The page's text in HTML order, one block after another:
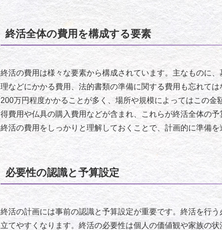
終活全体の費用を構成する要素
終活の費用は様々な要素から構成されています。主なものに
理などにかかる費用、法的書類の準備に関する費用も忘れて
200万円程度かかることが多く、場所や規模によってはこの
得費用や仏具の購入費用などが含まれ、これらが終活全体の
終活の費用をしっかりと理解しておくことで、計画的に準備を
必要性の認識と予算設定
終活の計画には事前の認識と予算設定が重要です。終活を行
立てやすくなります。終活の必要性は個人の価値観や家族の